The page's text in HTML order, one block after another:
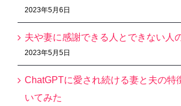
2023年5月6日
夫や妻に感謝できる人とできない人
2023年5月5日
ChatGPTに愛され続ける妻と夫の特
いてみた